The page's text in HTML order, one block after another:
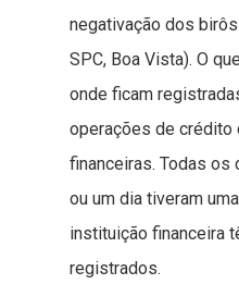
negativação dos
SPC, Boa Vista). O
onde ficam
operações de crédito
financeiras. Todas
ou um dia tiveram
instituição financeira
registrados.